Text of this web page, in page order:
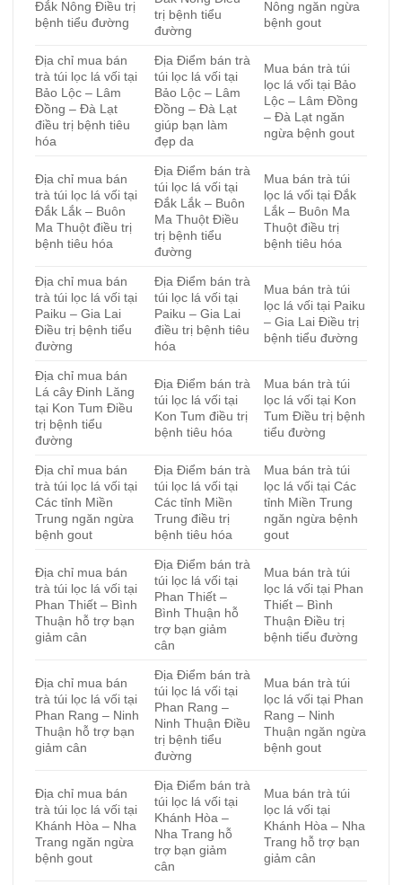
Đắk Nông Điều trị
bệnh tiểu đường
trị bệnh tiểu
đường
Nông ngăn ngừa
bệnh gout
Địa chỉ mua bán
trà túi lọc lá vối tại
Bảo Lộc – Lâm
Đồng – Đà Lạt
điều trị bệnh tiêu
hóa
Địa Điểm bán trà
túi lọc lá vối tại
Bảo Lộc – Lâm
Đồng – Đà Lạt
giúp bạn làm
đẹp da
Mua bán trà túi
lọc lá vối tại Bảo
Lộc – Lâm Đồng
– Đà Lạt ngăn
ngừa bệnh gout
Địa chỉ mua bán
trà túi lọc lá vối tại
Đắk Lắk – Buôn
Ma Thuột điều trị
bệnh tiêu hóa
Địa Điểm bán trà
túi lọc lá vối tại
Đắk Lắk – Buôn
Ma Thuột Điều
trị bệnh tiểu
đường
Mua bán trà túi
lọc lá vối tại Đắk
Lắk – Buôn Ma
Thuột điều trị
bệnh tiêu hóa
Địa chỉ mua bán
trà túi lọc lá vối tại
Paiku – Gia Lai
Điều trị bệnh tiểu
đường
Địa Điểm bán trà
túi lọc lá vối tại
Paiku – Gia Lai
điều trị bệnh tiêu
hóa
Mua bán trà túi
lọc lá vối tại Paiku
– Gia Lai Điều trị
bệnh tiểu đường
Địa chỉ mua bán
Lá cây Đinh Lăng
tại Kon Tum Điều
trị bệnh tiểu
đường
Địa Điểm bán trà
túi lọc lá vối tại
Kon Tum điều trị
bệnh tiêu hóa
Mua bán trà túi
lọc lá vối tại Kon
Tum Điều trị bệnh
tiểu đường
Địa chỉ mua bán
trà túi lọc lá vối tại
Các tỉnh Miền
Trung ngăn ngừa
bệnh gout
Địa Điểm bán trà
túi lọc lá vối tại
Các tỉnh Miền
Trung điều trị
bệnh tiêu hóa
Mua bán trà túi
lọc lá vối tại Các
tỉnh Miền Trung
ngăn ngừa bệnh
gout
Địa chỉ mua bán
trà túi lọc lá vối tại
Phan Thiết – Bình
Thuận hỗ trợ bạn
giảm cân
Địa Điểm bán trà
túi lọc lá vối tại
Phan Thiết –
Bình Thuận hỗ
trợ bạn giảm
cân
Mua bán trà túi
lọc lá vối tại Phan
Thiết – Bình
Thuận Điều trị
bệnh tiểu đường
Địa chỉ mua bán
trà túi lọc lá vối tại
Phan Rang – Ninh
Thuận hỗ trợ bạn
giảm cân
Địa Điểm bán trà
túi lọc lá vối tại
Phan Rang –
Ninh Thuận Điều
trị bệnh tiểu
đường
Mua bán trà túi
lọc lá vối tại Phan
Rang – Ninh
Thuận ngăn ngừa
bệnh gout
Địa chỉ mua bán
trà túi lọc lá vối tại
Khánh Hòa – Nha
Trang ngăn ngừa
bệnh gout
Địa Điểm bán trà
túi lọc lá vối tại
Khánh Hòa –
Nha Trang hỗ
trợ bạn giảm
cân
Mua bán trà túi
lọc lá vối tại
Khánh Hòa – Nha
Trang hỗ trợ bạn
giảm cân